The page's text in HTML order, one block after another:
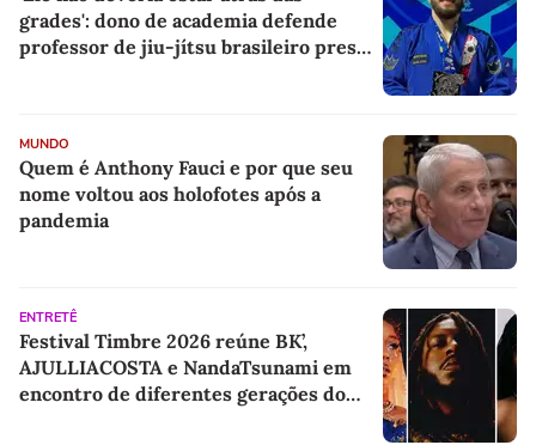
grades': dono de academia defende
professor de jiu-jítsu brasileiro preso
MUNDO
Quem é Anthony Fauci e por que seu
nome voltou aos holofotes após a
pandemia
ENTRETÊ
Festival Timbre 2026 reúne BK’,
AJULLIACOSTA e NandaTsunami em
encontro de diferentes gerações do